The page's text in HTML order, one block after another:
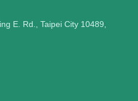
E. Rd., Taipei City 10489,